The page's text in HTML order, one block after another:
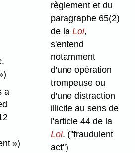
a
»)
règlement et du
paragraphe 65(2)
de la Loi,
s'entend
notamment
d'une opération
trompeuse ou
d'une distraction
illicite au sens de
l'article 44 de la
Loi. ("fraudulent
act")